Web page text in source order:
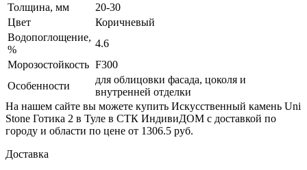
Толщина, мм
20-30
Цвет
Коричневый
Водопоглощение,
%
4.6
Морозостойкость F300
Особенности
для облицовки фасада, цоколя и
внутренней отделки
На нашем сайте вы можете купить Искусственный камень Uni
Stone Готика 2 в Туле в СТК ИндивиДОМ с доставкой по
городу и области по цене от 1306.5 руб.
Доставка